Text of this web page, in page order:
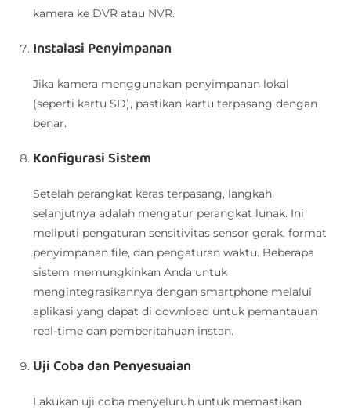
kamera ke DVR atau NVR.
Instalasi Penyimpanan
Jika kamera menggunakan penyimpanan lokal
(seperti kartu SD), pastikan kartu terpasang dengan
benar.
Konfigurasi Sistem
Setelah perangkat keras terpasang, langkah
selanjutnya adalah mengatur perangkat lunak. Ini
meliputi pengaturan sensitivitas sensor gerak, format
penyimpanan file, dan pengaturan waktu. Beberapa
sistem memungkinkan Anda untuk
mengintegrasikannya dengan smartphone melalui
aplikasi yang dapat di download untuk pemantauan
real-time dan pemberitahuan instan.
Uji Coba dan Penyesuaian
Lakukan uji coba menyeluruh untuk memastikan